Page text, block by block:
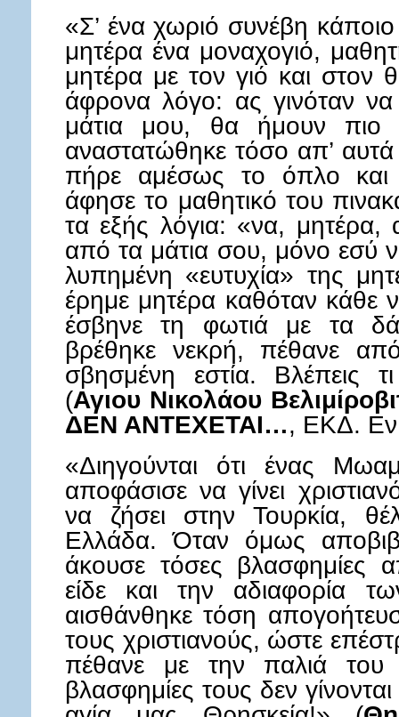
«Σ’ ένα χωριό συνέβη
μητέρα ένα μοναχογιό,
μητέρα με τον γιό και στον
άφρονα λόγο: ας γινόταν
μάτια μου, θα ήμουν πιο
αναστατώθηκε τόσο απ’
πήρε αμέσως το όπλο και
άφησε το μαθητικό του
τα εξής λόγια: «να, μητέρα,
από τα μάτια σου, μόνο εσύ
λυπημένη «ευτυχία» της
έρημε μητέρα καθόταν κάθε
έσβηνε τη φωτιά με τα
βρέθηκε νεκρή, πέθανε
σβησμένη εστία. Βλέπεις
(Αγιου Νικολάου
ΔΕΝ ΑΝΤΕΧΕΤΑΙ…, ΕΚΔ.
«Διηγούνται ότι ένας
αποφάσισε να γίνει
να ζήσει στην Τουρκία,
Ελλάδα. Όταν όμως
άκουσε τόσες βλασφημίες
είδε και την αδιαφορία
αισθάνθηκε τόση
τους χριστιανούς, ώστε
πέθανε με την παλιά του
βλασφημίες τους δεν